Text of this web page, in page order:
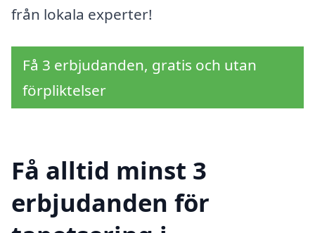
från lokala experter!
Få 3 erbjudanden, gratis och utan
förpliktelser
Få alltid minst 3
erbjudanden för